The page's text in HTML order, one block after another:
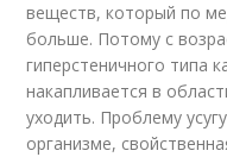
веществ, который по
больше. Потому с
гиперстеничного типа
накапливается в
уходить. Проблему
организме,